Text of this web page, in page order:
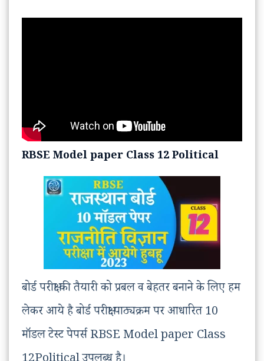
RBSE Model paper Class 12 Political
बोर्ड परीक्षा की तैयारी को प्रबल व बेहतर बनाने के लिए हम
लेकर आये है बोर्ड परीक्षा पाठ्यक्रम पर आधारित 10
मॉडल टेस्ट पेपर्स RBSE Model paper Class